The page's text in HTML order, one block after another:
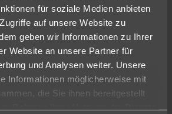
für soziale Medien anbieten
auf unsere Website zu
geben wir Informationen zu Ihrer
Website an unsere Partner für
und Analysen weiter. Unsere
Informationen möglicherweise mit
die Sie ihnen bereitgestellt
deinen Wünschen
Nur Hotel